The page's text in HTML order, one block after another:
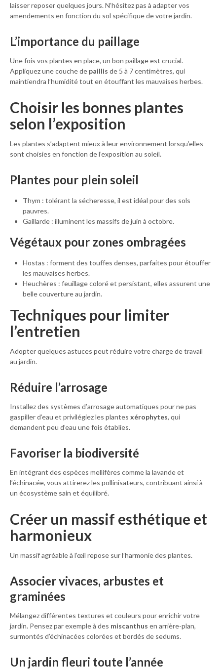
laisser reposer quelques jours. N’hésitez pas à adapter vos
amendements en fonction du sol spécifique de votre jardin.
L’importance du paillage
Une fois vos plantes en place, un bon paillage est crucial.
Appliquez une couche de paillis de 5 à 7 centimètres, qui
maintiendra l’humidité tout en étouffant les mauvaises herbes.
Choisir les bonnes plantes
selon l’exposition
Les plantes s’adaptent mieux à leur environnement lorsqu’elles
sont choisies en fonction de l’exposition au soleil.
Plantes pour plein soleil
Thym : tolérant la sécheresse, il est idéal pour des sols
pauvres.
Gaillarde : illuminent les massifs de juin à octobre.
Végétaux pour zones ombragées
Hostas : forment des touffes denses, parfaites pour étouffer
les mauvaises herbes.
Heuchères : feuillage coloré et persistant, elles assurent une
belle couverture au jardin.
Techniques pour limiter
l’entretien
Adopter quelques astuces peut réduire votre charge de travail
au jardin.
Réduire l’arrosage
Installez des systèmes d’arrosage automatiques pour ne pas
gaspiller d’eau et privilégiez les plantes xérophytes, qui
demandent peu d’eau une fois établies.
Favoriser la biodiversité
En intégrant des espèces mellifères comme la lavande et
l’échinacée, vous attirerez les pollinisateurs, contribuant ainsi à
un écosystème sain et équilibré.
Créer un massif esthétique et
harmonieux
Un massif agréable à l’œil repose sur l’harmonie des plantes.
Associer vivaces, arbustes et
graminées
Mélangez différentes textures et couleurs pour enrichir votre
jardin. Pensez par exemple à des miscanthus en arrière-plan,
surmontés d’échinacées colorées et bordés de sedums.
Un jardin fleuri toute l’année